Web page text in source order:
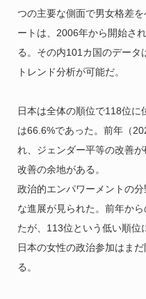
つの主要な側面で男女格差
ートは、2006年から開始さ
る。その内101カ国のデータ
トレンド分析が可能だ。
日本は全体の順位で118位
は66.6%であった。前年（
れ、ジェンダー平等の改善
改善の余地がある。
政治的エンパワーメントの
な進展が見られた。前年か
たが、113位という低い順位
日本の女性の政治参加はま
る。